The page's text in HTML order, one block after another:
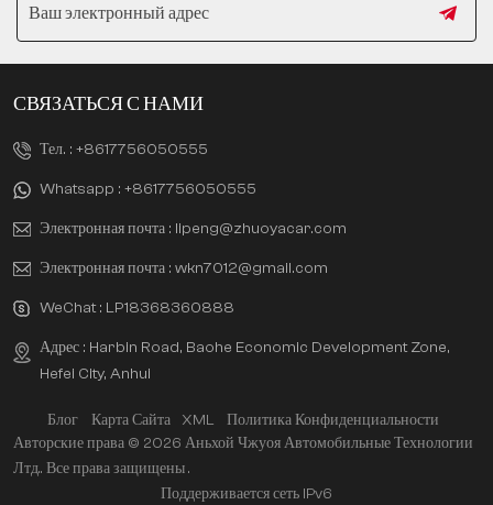
СВЯЗАТЬСЯ С НАМИ
Тел. : +8617756050555
Whatsapp : +8617756050555
Электронная почта : lipeng@zhuoyacar.com
Электронная почта : wkn7012@gmail.com
WeChat : LP18368360888
Адрес : Harbin Road, Baohe Economic Development Zone,
Hefei City, Anhui
Блог Карта Сайта XML
Политика Конфиденциальности
Авторские права © 2026 Аньхой Чжуоя Автомобильные Технологии
Лтд.. Все права защищены .
Поддерживается сеть IPv6